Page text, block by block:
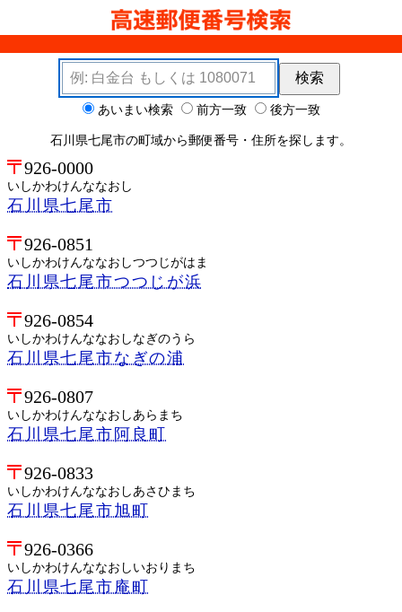
検索キーワード
検索
検索オプション あいまい検索 前方一致 後方一致
石川県七尾市の町域から郵便番号・住所を探します。
926-0000
いしかわけんななおし
石川県七尾市
926-0851
いしかわけんななおしつつじがはま
石川県七尾市つつじが浜
926-0854
いしかわけんななおしなぎのうら
石川県七尾市なぎの浦
926-0807
いしかわけんななおしあらまち
石川県七尾市阿良町
926-0833
いしかわけんななおしあさひまち
石川県七尾市旭町
926-0366
いしかわけんななおしいおりまち
石川県七尾市庵町